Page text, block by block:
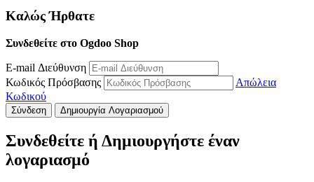
Καλώς Ήρθατε
Συνδεθείτε στο Ogdoo Shop
E-mail Διεύθυνση
Κωδικός Πρόσβασης
Απώλεια
Κωδικού
Σύνδεση Δημιουργία Λογαριασμού
Συνδεθείτε ή Δημιουργήστε έναν
λογαριασμό